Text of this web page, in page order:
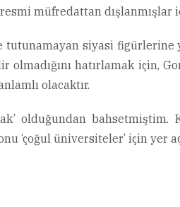
müfredattan dışlanmışlar
tutunamayan siyasi
hatırlamak için,
olacaktır.
olduğundan
‘çoğul üniversiteler’ için yer